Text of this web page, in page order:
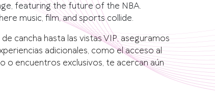
featuring the future of the NBA.
music, film, and sports collide.
cancha hasta las vistas VIP, aseguramos
adicionales, como el acceso al
o encuentros exclusivos, te acercan aún